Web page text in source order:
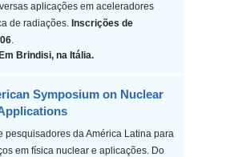
aplicações em aceleradores
de radiações. Inscrições de
.
Brindisi, na Itália.
Symposium on Nuclear
pesquisadores da América Latina para
em física nuclear e aplicações. Do